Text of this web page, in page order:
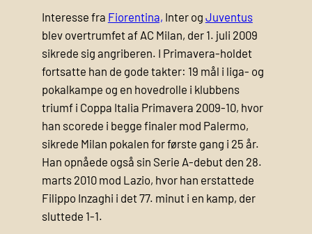
Interesse fra Fiorentina, Inter og Juventus
blev overtrumfet af AC Milan, der 1. juli 2009
sikrede sig angriberen. I Primavera-holdet
fortsatte han de gode takter: 19 mål i liga- og
pokalkampe og en hovedrolle i klubbens
triumf i Coppa Italia Primavera 2009-10, hvor
han scorede i begge finaler mod Palermo,
sikrede Milan pokalen for første gang i 25 år.
Han opnåede også sin Serie A-debut den 28.
marts 2010 mod Lazio, hvor han erstattede
Filippo Inzaghi i det 77. minut i en kamp, der
sluttede 1-1.